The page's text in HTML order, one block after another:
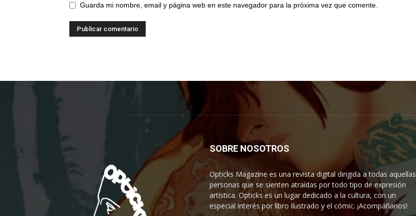
Guarda mi nombre, email y página web en este navegador para la próxima vez que comente.
SOBRE NOSOTROS
Opticks Magazine es una revista digital dirigida a todas aquellas
personas que se sienten atraídas por todo tipo de expresión
artística. Opticks es un lugar dedicado a la cultura, con un
especial interés por libro ilustrado y el cómic. ¡Acompáñanos!